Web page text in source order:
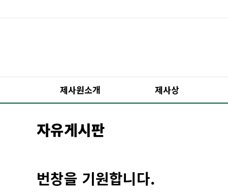
제사원소개 제사상
자유게시판
번창을 기원합니다.